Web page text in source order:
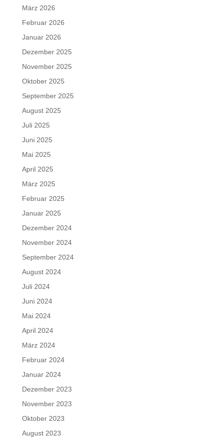
März 2026
Februar 2026
Januar 2026
Dezember 2025
November 2025
Oktober 2025
September 2025
August 2025
Juli 2025
Juni 2025
Mai 2025
April 2025
März 2025
Februar 2025
Januar 2025
Dezember 2024
November 2024
September 2024
August 2024
Juli 2024
Juni 2024
Mai 2024
April 2024
März 2024
Februar 2024
Januar 2024
Dezember 2023
November 2023
Oktober 2023
August 2023